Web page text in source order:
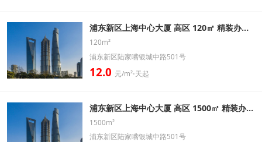
浦东新区上海中心大厦 高区 120㎡ 精装办公室出租信息
120m²
浦东新区陆家嘴银城中路501号
12.0 元/m²⋅天起
浦东新区上海中心大厦 高区 1500㎡ 精装办公室出租信息
1500m²
浦东新区陆家嘴银城中路501号